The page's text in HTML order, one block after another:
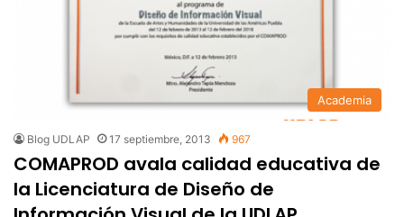
Academia
Blog UDLAP 17 septiembre, 2013 967
COMAPROD avala calidad educativa de
la Licenciatura de Diseño de